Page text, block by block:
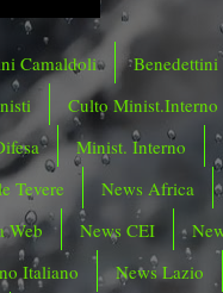
Camaldoli Benedettini
Culto Minist.Interno
Minist. Interno
Tevere News Africa
Web News CEI
Italiano News Lazio